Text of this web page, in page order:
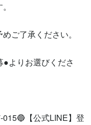
ご了承ください。
よりお選びくださ
【公式LINE】登